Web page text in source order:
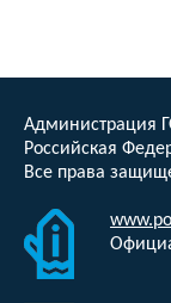
Администрация
Российская
Все права